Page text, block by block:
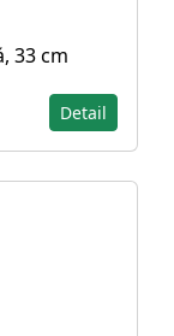
33 cm
Detail